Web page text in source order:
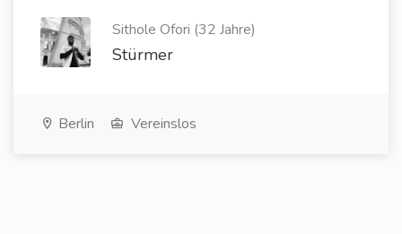
Sithole Ofori (32 Jahre)
Stürmer
Berlin Vereinslos